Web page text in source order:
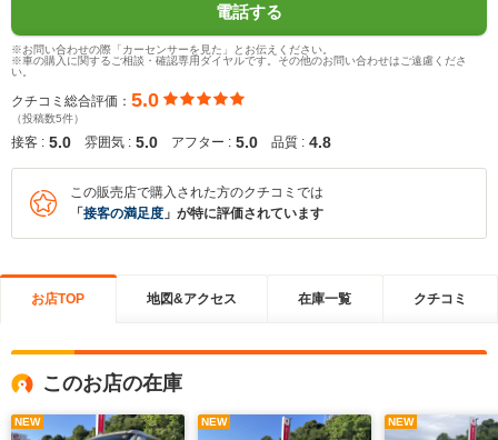
電話する
※お問い合わせの際「カーセンサーを見た」とお伝えください。
※車の購入に関するご相談・確認専用ダイヤルです。その他のお問い合わせはご遠慮くださ
い。
クチコミ総合評価： 5.0
（投稿数5件）
接客 : 5.0 雰囲気 : 5.0 アフター : 5.0 品質 : 4.8
この販売店で購入された方のクチコミでは
「 接客の満足度 」が特に評価されています
お店TOP 地図&アクセス 在庫一覧 クチコミ
このお店の在庫
NEW NEW NEW